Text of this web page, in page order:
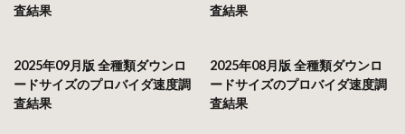
査結果
査結果
2025年09月版 全種類ダウンロ
ードサイズのプロバイダ速度調
査結果
2025年08月版 全種類ダウンロ
ードサイズのプロバイダ速度調
査結果